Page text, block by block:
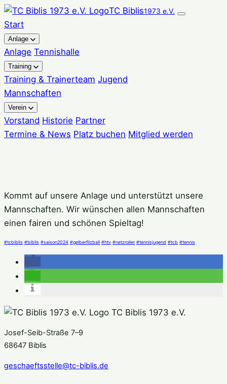
Zum
Inhalt
springen
TC Biblis1973 e.V.
Start
Anlage
Anlage Tennishalle
Training
Training & Trainerteam Jugend
Mannschaften
Verein
Vorstand Historie Partner
Termine & News Platz buchen Mitglied werden
Kommt auf unsere Anlage und unterstützt unsere
Mannschaften. Wir wünschen allen Mannschaften
einen fairen und schönen Spieltag!
#tcbiblis #biblis #saison2024 #gelberfilzball #htv #netzroller #tennisjugend #tcb #tennis
TC Biblis 1973 e.V.
Josef-Seib-Straße 7–9
68647 Biblis
geschaeftsstelle@tc-biblis.de